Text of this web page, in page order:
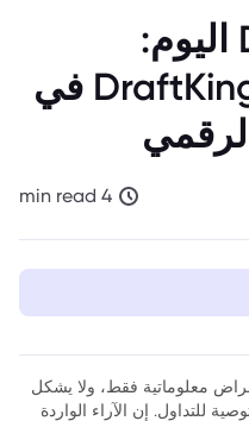
أخبار سهم DKNG اليوم:
تحديات وفرص DraftKings في
4 min read
معلوماتية فقط، ولا يشكل
للتداول. إن الآراء الواردة